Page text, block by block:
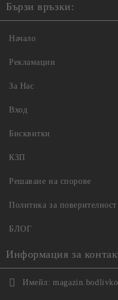
Бързи връзки:
Начало
Рекламации
За Нас
Вход
Бисквитки
КЗП
Решаване на спорове
Политика за поверителност
БЛОГ
Информация за
Имейл: